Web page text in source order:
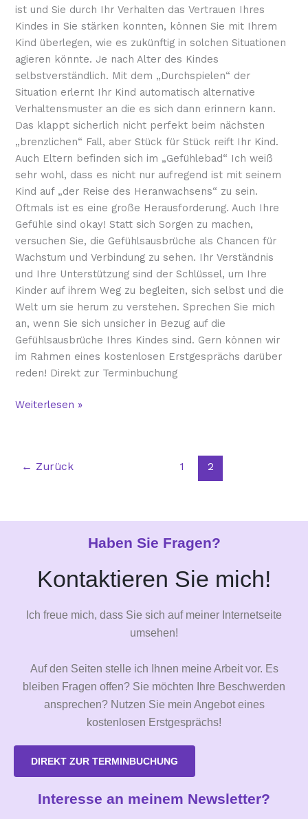
ist und Sie durch Ihr Verhalten das Vertrauen Ihres
Kindes in Sie stärken konnten, können Sie mit Ihrem
Kind überlegen, wie es zukünftig in solchen Situationen
agieren könnte. Je nach Alter des Kindes
selbstverständlich. Mit dem „Durchspielen“ der
Situation erlernt Ihr Kind automatisch alternative
Verhaltensmuster an die es sich dann erinnern kann.
Das klappt sicherlich nicht perfekt beim nächsten
„brenzlichen“ Fall, aber Stück für Stück reift Ihr Kind.
Auch Eltern befinden sich im „Gefühlebad“ Ich weiß
sehr wohl, dass es nicht nur aufregend ist mit seinem
Kind auf „der Reise des Heranwachsens“ zu sein.
Oftmals ist es eine große Herausforderung. Auch Ihre
Gefühle sind okay! Statt sich Sorgen zu machen,
versuchen Sie, die Gefühlsausbrüche als Chancen für
Wachstum und Verbindung zu sehen. Ihr Verständnis
und Ihre Unterstützung sind der Schlüssel, um Ihre
Kinder auf ihrem Weg zu begleiten, sich selbst und die
Welt um sie herum zu verstehen. Sprechen Sie mich
an, wenn Sie sich unsicher in Bezug auf die
Gefühlsausbrüche Ihres Kindes sind. Gern können wir
im Rahmen eines kostenlosen Erstgesprächs darüber
reden! Direkt zur Terminbuchung
Weiterlesen »
← Zurück 1 2
Haben Sie Fragen?
Kontaktieren Sie mich!
Ich freue mich, dass Sie sich auf meiner Internetseite
umsehen!
Auf den Seiten stelle ich Ihnen meine Arbeit vor. Es
bleiben Fragen offen? Sie möchten Ihre Beschwerden
ansprechen? Nutzen Sie mein Angebot eines
kostenlosen Erstgesprächs!
DIREKT ZUR TERMINBUCHUNG
Interesse an meinem Newsletter?